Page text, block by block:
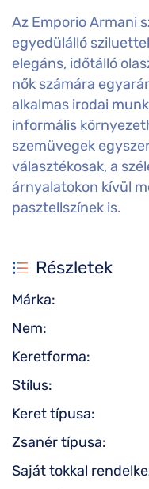
Az Emporio Armani
egyedülálló
elegáns, időtálló
nők számára
alkalmas irodai
informális
szemüvegek
választékosak, a
árnyalatokon kívül
pasztellszínek is.
Részletek
Márka:
Nem:
Keretforma:
Stílus:
Keret típusa:
Zsanér típusa:
Saját tokkal